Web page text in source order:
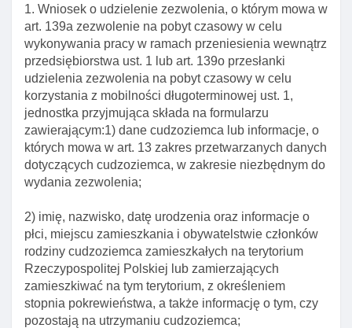
1. Wniosek o udzielenie zezwolenia, o którym mowa w
art. 139a zezwolenie na pobyt czasowy w celu
wykonywania pracy w ramach przeniesienia wewnątrz
przedsiębiorstwa ust. 1 lub art. 139o przesłanki
udzielenia zezwolenia na pobyt czasowy w celu
korzystania z mobilności długoterminowej ust. 1,
jednostka przyjmująca składa na formularzu
zawierającym:1) dane cudzoziemca lub informacje, o
których mowa w art. 13 zakres przetwarzanych danych
dotyczących cudzoziemca, w zakresie niezbędnym do
wydania zezwolenia;
2) imię, nazwisko, datę urodzenia oraz informacje o
płci, miejscu zamieszkania i obywatelstwie członków
rodziny cudzoziemca zamieszkałych na terytorium
Rzeczypospolitej Polskiej lub zamierzających
zamieszkiwać na tym terytorium, z określeniem
stopnia pokrewieństwa, a także informację o tym, czy
pozostają na utrzymaniu cudzoziemca;
Art. 158a. Inne warunki zezwolenia na pobyt
czasowy dla członka rodziny obywatela rp
Art. 159. Przesłanki obligatoryjnego udzielenia
zezwolenia na pobyt czasowy w celu połączenia
się z rodziną
Art. 160. Przesłanki fakultatywnego udzielenia
członkowi rodziny obywatela rp lub cudzoziemca
zezwolenia na pobyt czasowy
Art. 161. Przesłanki udzielenia zezwolenia na
celu połączenia się z rodziną
Art. 161a. Zawiadomienie o zamiarze skorzystania
z mobilnośCI przez członków rodziny naukowca
Art. 161b. Warunki udzielenia zezwolenia na pobyt
czasowy w celu mobilnośCI Długoterminowej
członka rodziny naukowca